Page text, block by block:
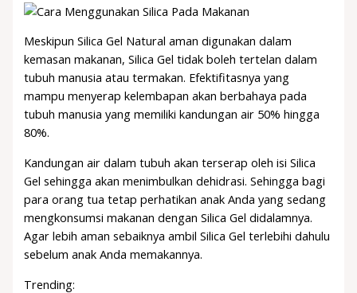
Meskipun Silica Gel Natural aman digunakan dalam
kemasan makanan, Silica Gel tidak boleh tertelan dalam
tubuh manusia atau termakan. Efektifitasnya yang
mampu menyerap kelembapan akan berbahaya pada
tubuh manusia yang memiliki kandungan air 50% hingga
80%.
Kandungan air dalam tubuh akan terserap oleh isi Silica
Gel sehingga akan menimbulkan dehidrasi. Sehingga bagi
para orang tua tetap perhatikan anak Anda yang sedang
mengkonsumsi makanan dengan Silica Gel didalamnya.
Agar lebih aman sebaiknya ambil Silica Gel terlebihi dahulu
sebelum anak Anda memakannya.
Trending: